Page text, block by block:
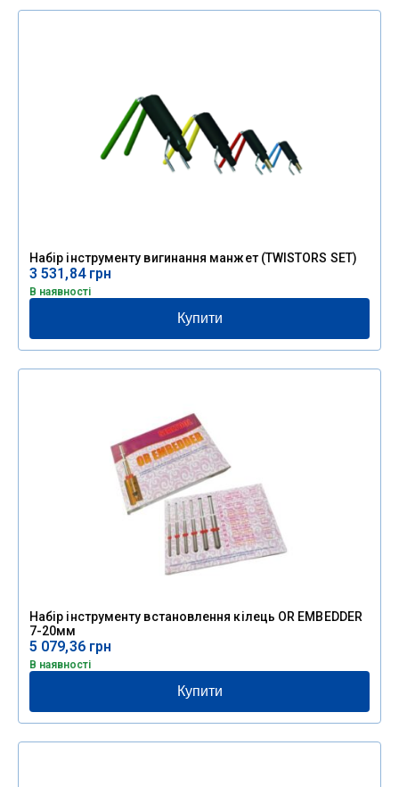
Набір інструменту вигинання манжет (TWISTORS SET)
3 531,84 грн
В наявності
Купити
Набір інструменту встановлення кілець OR EMBEDDER
7-20мм
5 079,36 грн
В наявності
Купити